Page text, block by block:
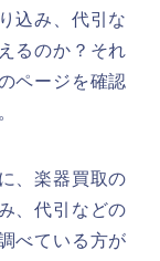
込み、代引な
るのか？それ
ページを確認
、楽器買取の
、代引などの
べている方が